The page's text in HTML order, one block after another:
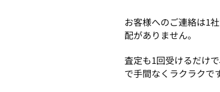
お客様へのご連絡は1
配がありません。
査定も1回受けるだけ
で手間なくラクラクで